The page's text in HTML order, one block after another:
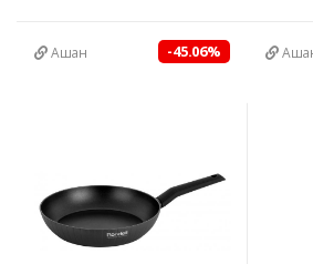
Ашан -45.06%